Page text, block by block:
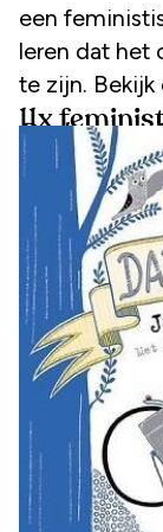
een
leren dat het
te zijn. Bekijk
11x
De dappere